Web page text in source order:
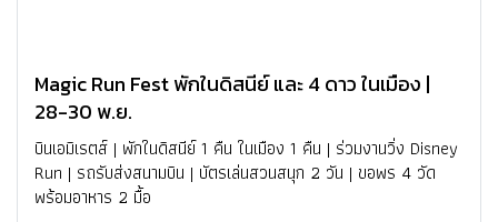
Magic Run Fest พักในดิสนีย์ และ 4 ดาว ในเมือง |
28-30 พ.ย.
บินเอมิเรตส์ | พักในดิสนีย์ 1 คืน ในเมือง 1 คืน | ร่วมงานวิ่ง Disney
Run | รถรับส่งสนามบิน | บัตรเล่นสวนสนุก 2 วัน | ขอพร 4 วัด
พร้อมอาหาร 2 มื้อ